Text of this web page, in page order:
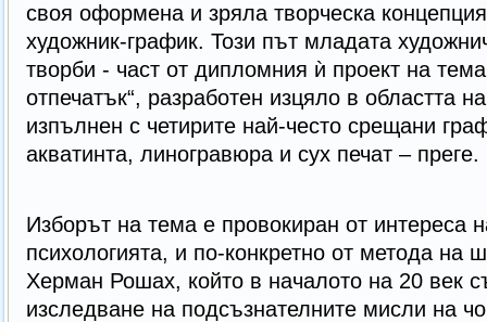
своя оформена и зряла творческа
художник-график. Този път младата
творби - част от дипломния ѝ проект на
отпечатък“, разработен изцяло в областта
изпълнен с четирите най-често срещани
акватинта, линогравюра и сух печат – преге.
Изборът на тема е провокиран от интереса
психологията, и по-конкретно от метода на
Херман Рошах, който в началото на 20 век
изследване на подсъзнателните мисли на